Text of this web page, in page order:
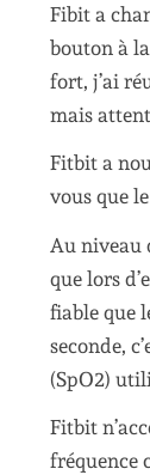
Fibit a
bouton à
fort, j’ai
mais
Fitbit a
vous que
Au niveau
que lors
fiable que
seconde,
(SpO2)
Fitbit
fréquence